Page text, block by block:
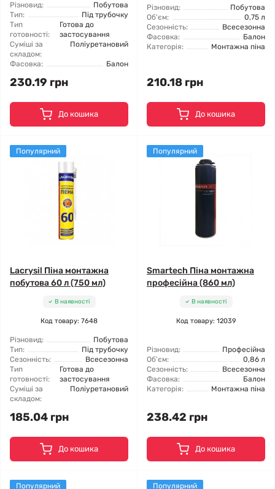
Різновид:
Побутова
Тип:
Під трубочку
Тип
готовності:
Готова до
застосування
Суміші за
складом:
Поліуретановий
Фасовка: Балон
230.19 грн
До кошика
Різновид:
Побутова
Об'єм:
0,75 л
Сезонність:
Всесезонна
Фасовка:
Балон
Категорія:
Монтажна піна
210.18 грн
До кошика
Популярний
Lacrysil Піна монтажна
побутова 60 л (750 мл)
В наявності
Код товару: 7648
Різновид:
Побутова
Тип:
Під трубочку
Сезонність:
Всесезонна
Тип
готовності:
Готова до
застосування
Суміші за
складом:
Поліуретановий
185.04 грн
До кошика
Популярний
Smartech Піна монтажна
професійна (860 мл)
В наявності
Код товару: 12039
Різновид:
Професійна
Об'єм:
0,86 л
Сезонність:
Всесезонна
Фасовка:
Балон
Категорія:
Монтажна піна
238.42 грн
До кошика
Популярний Популярний